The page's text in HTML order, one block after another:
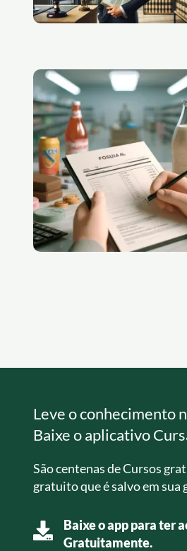
Leve o conhecimento
Baixe o aplicativo
São centenas de Cursos
gratuito que é salvo em sua
Baixe o app para ter
Gratuitamente.